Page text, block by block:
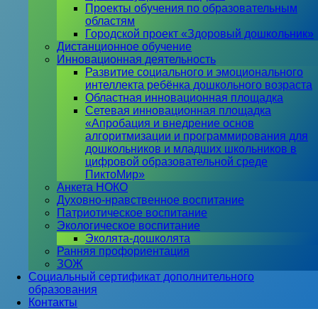
Проекты обучения по образовательным
областям
Городской проект «Здоровый дошкольник»
Дистанционное обучение
Инновационная деятельность
Развитие социального и эмоционального
интеллекта ребёнка дошкольного возраста
Областная инновационная площадка
Сетевая инновационная площадка
«Апробация и внедрение основ
алгоритмизации и программирования для
дошкольников и младших школьников в
цифровой образовательной среде
ПиктоМир»
Анкета НОКО
Духовно-нравственное воспитание
Патриотическое воспитание
Экологическое воспитание
Эколята-дошколята
Ранняя профориентация
ЗОЖ
Социальный сертификат дополнительного
образования
Контакты